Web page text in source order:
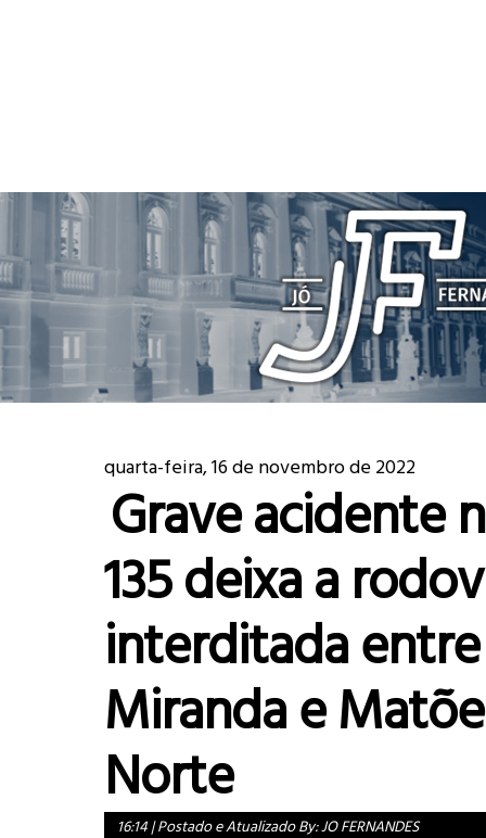
quarta-feira, 16 de novembro de 2022
Grave acidente
135 deixa a
interditada entre
Miranda e
Norte
16:14|Postado e Atualizado By:JO FERNANDES